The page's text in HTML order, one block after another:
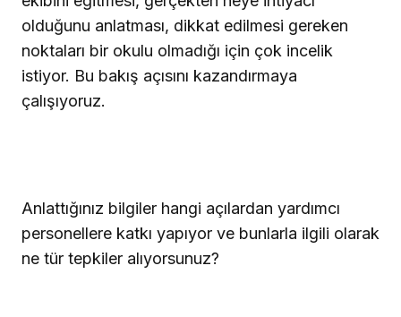
olduğunu anlatması, dikkat edilmesi gereken
noktaları bir okulu olmadığı için çok incelik
istiyor. Bu bakış açısını kazandırmaya
çalışıyoruz.
Anlattığınız bilgiler hangi açılardan yardımcı
personellere katkı yapıyor ve bunlarla ilgili olarak
ne tür tepkiler alıyorsunuz?